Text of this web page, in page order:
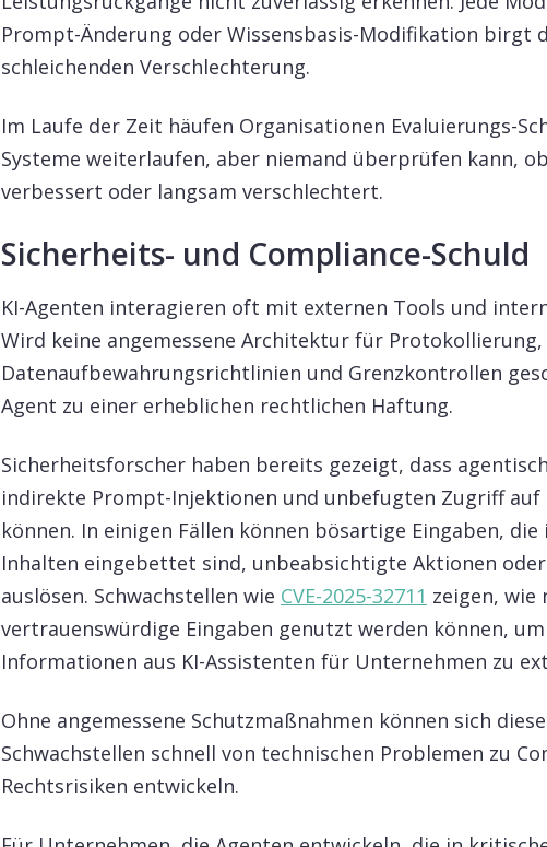
Prompt-Änderung oder Wissensbasis-Modifikation birgt
schleichenden Verschlechterung.
Im Laufe der Zeit häufen Organisationen Evaluierungs-
Systeme weiterlaufen, aber niemand überprüfen kann,
verbessert oder langsam verschlechtert.
Sicherheits- und Compliance-Schuld
KI-Agenten interagieren oft mit externen Tools und
Wird keine angemessene Architektur für Protokollierung,
Datenaufbewahrungsrichtlinien und Grenzkontrollen
Agent zu einer erheblichen rechtlichen Haftung.
Sicherheitsforscher haben bereits gezeigt, dass
indirekte Prompt-Injektionen und unbefugten Zugriff auf
können. In einigen Fällen können bösartige Eingaben, die
Inhalten eingebettet sind, unbeabsichtigte Aktionen
auslösen. Schwachstellen wie CVE-2025-32711 zeigen, wie
vertrauenswürdige Eingaben genutzt werden können,
Informationen aus KI-Assistenten für Unternehmen zu
Ohne angemessene Schutzmaßnahmen können sich
Schwachstellen schnell von technischen Problemen zu
Rechtsrisiken entwickeln.